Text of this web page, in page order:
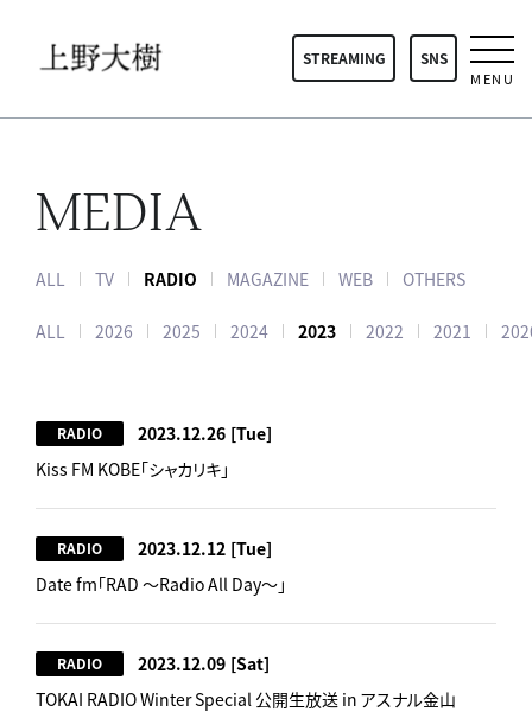
MENU
STREAMING SNS
MEDIA
ALL TV RADIO MAGAZINE WEB OTHERS
ALL 2026 2025 2024 2023 2022 2021
RADIO 2023.12.26 [Tue]
Kiss FM KOBE「シャカリキ」
RADIO 2023.12.12 [Tue]
Date fm「RAD ～Radio All Day～」
RADIO 2023.12.09 [Sat]
TOKAI RADIO Winter Special 公開生放送 in アスナル金山